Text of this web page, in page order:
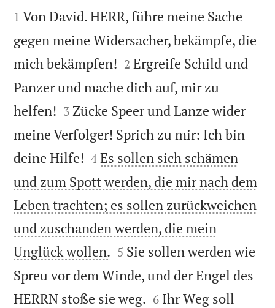


1 Von David. HERR, führe meine Sache
gegen meine Widersacher, bekämpfe, die
mich bekämpfen! 

2 Ergreife Schild und
Panzer und mache dich auf, mir zu
helfen! 

3 Zücke Speer und Lanze wider
meine Verfolger! Sprich zu mir: Ich bin
deine Hilfe! 

4 Es sollen sich schämen
und zum Spott werden, die mir nach dem
Leben trachten; es sollen zurückweichen
und zuschanden werden, die mein
Unglück wollen. 

5 Sie sollen werden wie
Spreu vor dem Winde, und der Engel des
HERRN stoße sie weg. 

6 Ihr Weg soll